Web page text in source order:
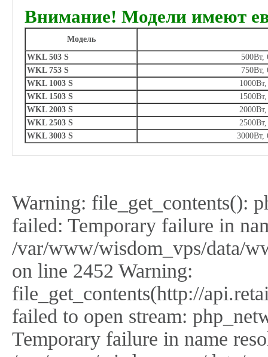
Внимание! Модели имеют
Модель
WKL 503 S
500Вт,
WKL 753 S
750Вт,
WKL 1003 S
WKL 1503 S
WKL 2003 S
WKL 2503 S
WKL 3003 S
3000Вт,
Warning: file_get_contents():
failed: Temporary failure in
/var/www/wisdom_vps/data/
on line 2452 Warning:
file_get_contents(http://
failed to open stream:
Temporary failure in name